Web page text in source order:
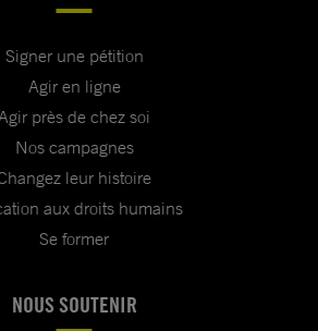
Signer une pétition
Agir en ligne
près de chez soi
Nos campagnes
leur histoire
aux droits humains
Se former
NOUS SOUTENIR